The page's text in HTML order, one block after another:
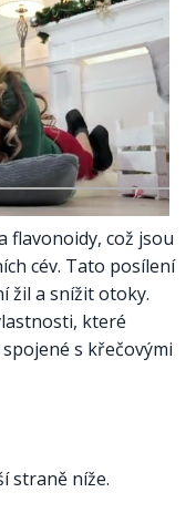
flavonoidy, což jsou
cév. Tato posílení
žil a snížit otoky.
které
s křečovými
straně níže.